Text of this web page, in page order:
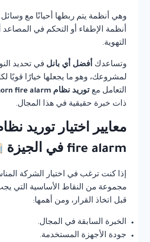
وهي أنظمة يتم ربطها أحيانًا مع
أنظمة الإطفاء أو التحكم في المصاعد
التهوية.
وتساعدك أفضل أي بانل في تحديد
لمشروعك، وهو ما يجعلها خيارًا قويًا
التعامل مع توريد نظام Thorn fire alarm في الجيزة
ذات خبرة حقيقية في هذا المجال.
fire alarm في الجيزة
إذا كنت ترغب في اختيار الشركة
مجموعة من النقاط الأساسية التي يجب
قبل اتخاذ القرار، ومن أهمها:
الخبرة السابقة في المجال.
جودة الأجهزة المستخدمة.